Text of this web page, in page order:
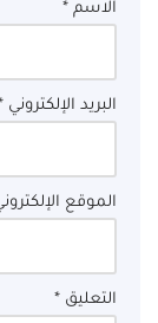
الاسم *
البريد الإلكتروني
الموقع
التعليق *